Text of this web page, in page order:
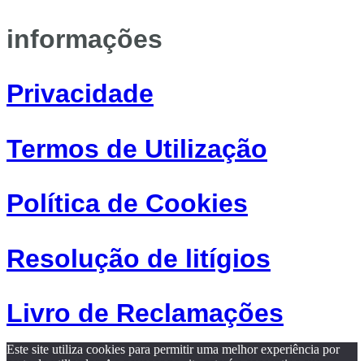
informações
Privacidade
Termos de Utilização
Política de Cookies
Resolução de litígios
Livro de Reclamações
Este site utiliza cookies para permitir uma melhor experiência por